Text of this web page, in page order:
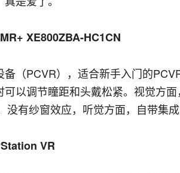
XE800ZBA-HC1CN
备（PCVR），适合新手入门的
可以调节瞳距和头戴松紧。视觉方
没有纱窗效应，听觉方面，自带集成
VR